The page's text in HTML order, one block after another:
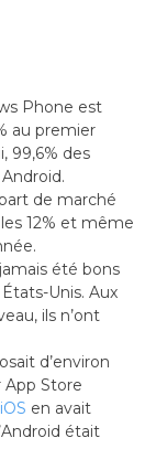
Phone est
au premier
99,6% des
de marché
12% et même
été bons
Unis. Aux
ils n’ont
d’environ
Store
iOS en avait
était